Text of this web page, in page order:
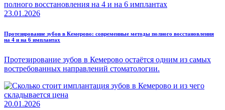
23.01.2026
Протезирование зубов в Кемерово: современные методы полного восстановления
на 4 и на 6 имплантах
Протезирование зубов в Кемерово остаётся одним из самых
востребованных направлений стоматологии.
20.01.2026